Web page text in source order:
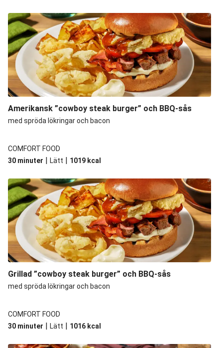
Amerikansk ”cowboy steak burger” och BBQ-sås
med spröda lökringar och bacon
COMFORT FOOD
30 minuter | Lätt | 1019 kcal
Grillad ”cowboy steak burger” och BBQ-sås
med spröda lökringar och bacon
COMFORT FOOD
30 minuter | Lätt | 1016 kcal